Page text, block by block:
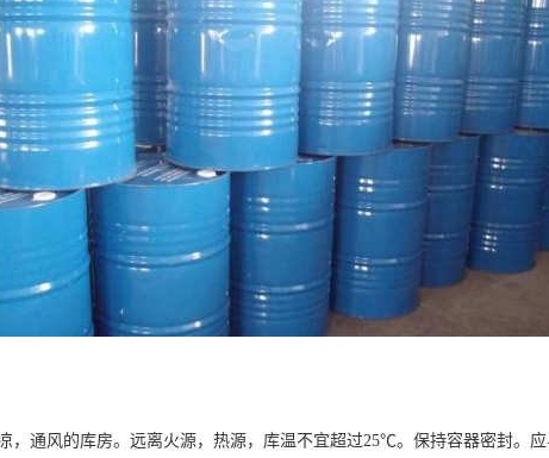
，通风的库房。远离火源，热源，库温不宜超过25℃。保持容器密封。